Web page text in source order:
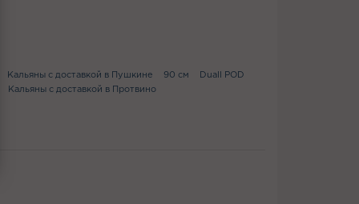
Кальяны с доставкой в Пушкине 90 см
Duall POD
Кальяны с доставкой в Протвино